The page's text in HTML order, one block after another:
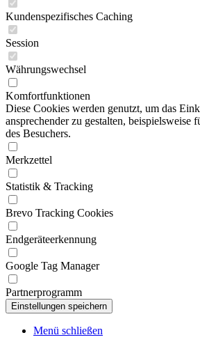
Kundenspezifisches Caching
Session
Währungswechsel
Komfortfunktionen
Diese Cookies werden genutzt, um das
ansprechender zu gestalten, beispielsweise
des Besuchers.
Merkzettel
Statistik & Tracking
Brevo Tracking Cookies
Endgeräteerkennung
Google Tag Manager
Partnerprogramm
Menü schließen